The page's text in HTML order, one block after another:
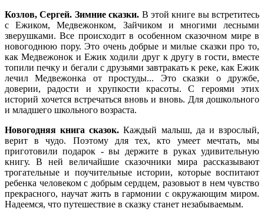
Козлов, Сергей. Зимние сказки. В этой книге вы встретитесь
с Ежиком, Медвежонком, Зайчиком и многими лесными
зверушками. Все происходит в особенном сказочном мире в
новогоднюю пору. Это очень добрые и милые сказки про то,
как Медвежонок и Ежик ходили друг к другу в гости, вместе
топили печку и бегали с друзьями завтракать к реке, как Ежик
лечил Медвежонка от простуды... Это сказки о дружбе,
доверии, радости и хрупкости красоты. С героями этих
историй хочется встречаться вновь и вновь. Для дошкольного
и младшего школьного возраста.
Новогодняя книга сказок. Каждый малыш, да и взрослый,
верит в чудо. Поэтому для тех, кто умеет мечтать, мы
приготовили подарок - вы держите в руках удивительную
книгу. В ней величайшие сказочники мира рассказывают
трогательные и поучительные истории, которые воспитают
ребенка человеком с добрым сердцем, разовьют в нем чувство
прекрасного, научат жить в гармонии с окружающим миром.
Надеемся, что путешествие в сказку станет незабываемым.